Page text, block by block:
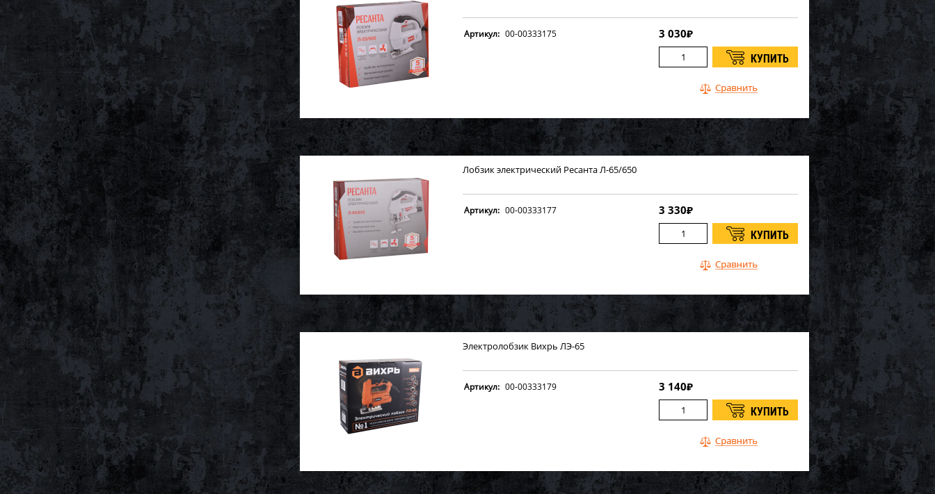
Артикул: 00-00333175 3 030₽
Лобзик электрический Ресанта Л-65/650
Артикул: 00-00333177 3 330₽
Электролобзик Вихрь ЛЭ-65
Артикул: 00-00333179 3 140₽